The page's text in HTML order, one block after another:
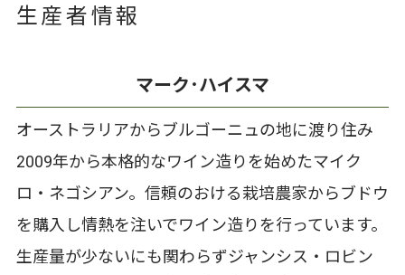
生産者情報
マーク･ハイスマ
オーストラリアからブルゴーニュの地に渡り住み
2009年から本格的なワイン造りを始めたマイク
ロ・ネゴシアン。信頼のおける栽培農家からブドウ
を購入し情熱を注いでワイン造りを行っています。
生産量が少ないにも関わらずジャンシス・ロビン